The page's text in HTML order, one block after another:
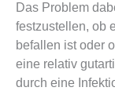
Das Problem
festzustellen, ob
befallen ist oder
eine relativ
durch eine